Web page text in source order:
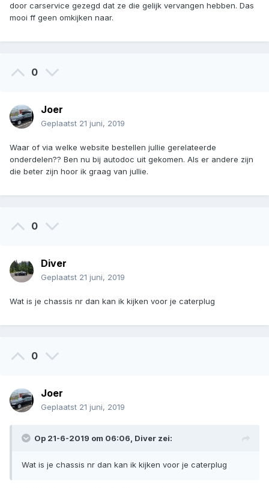
door carservice gezegd dat ze die gelijk vervangen hebben. Das
mooi ff geen omkijken naar.
0
Joer
Geplaatst 21 juni, 2019
Waar of via welke website bestellen jullie gerelateerde
onderdelen?? Ben nu bij autodoc uit gekomen. Als er andere zijn
die beter zijn hoor ik graag van jullie.
0
Diver
Geplaatst 21 juni, 2019
Wat is je chassis nr dan kan ik kijken voor je caterplug
0
Joer
Geplaatst 21 juni, 2019
Op 21-6-2019 om 06:06, Diver zei:
Wat is je chassis nr dan kan ik kijken voor je caterplug